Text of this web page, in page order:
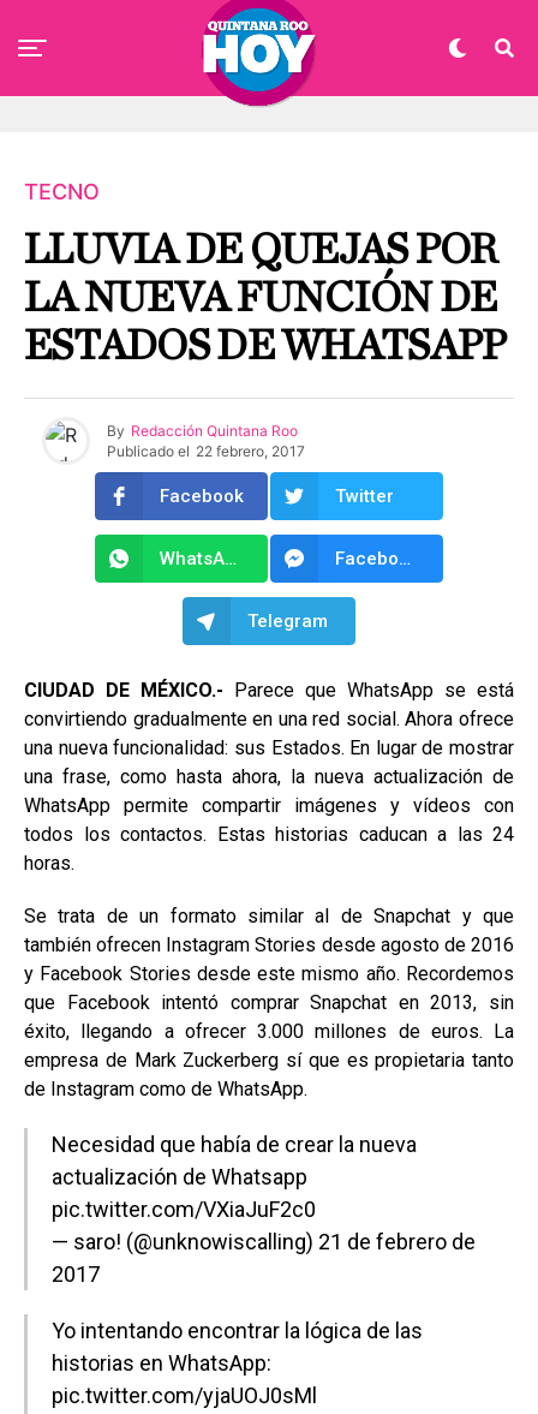
TECNO
LLUVIA DE QUEJAS POR
LA NUEVA FUNCIÓN DE
ESTADOS DE WHATSAPP
By Redacción Quintana Roo
Publicado el 22 febrero, 2017
Facebook Twitter
WhatsApp Facebook Messenger
Telegram
CIUDAD DE MÉXICO.- Parece que WhatsApp se está
convirtiendo gradualmente en una red social. Ahora ofrece
una nueva funcionalidad: sus Estados. En lugar de mostrar
una frase, como hasta ahora, la nueva actualización de
WhatsApp permite compartir imágenes y vídeos con
todos los contactos. Estas historias caducan a las 24
horas.
Se trata de un formato similar al de Snapchat y que
también ofrecen Instagram Stories desde agosto de 2016
y Facebook Stories desde este mismo año. Recordemos
que Facebook intentó comprar Snapchat en 2013, sin
éxito, llegando a ofrecer 3.000 millones de euros. La
empresa de Mark Zuckerberg sí que es propietaria tanto
de Instagram como de WhatsApp.
Necesidad que había de crear la nueva
actualización de Whatsapp
pic.twitter.com/VXiaJuF2c0
— saro! (@unknowiscalling) 21 de febrero de
2017
Yo intentando encontrar la lógica de las
historias en WhatsApp:
pic.twitter.com/yjaUOJ0sMl